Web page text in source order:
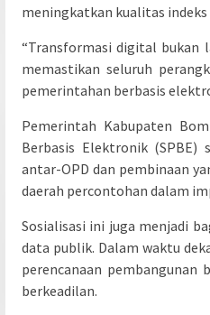
meningkatkan kualitas
“Transformasi digital bukan
memastikan seluruh
pemerintahan berbasis
Pemerintah Kabupaten
Berbasis Elektronik
antar-OPD dan pembinaan
daerah percontohan dalam
Sosialisasi ini juga menjadi
data publik. Dalam waktu
perencanaan pembangunan
berkeadilan.